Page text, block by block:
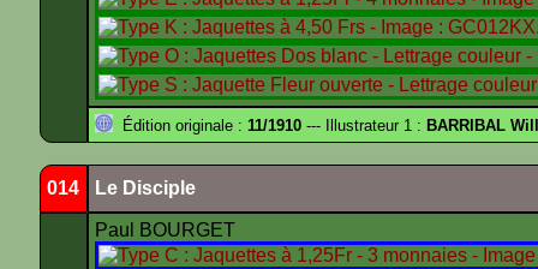
Édition originale : 11/1910 --- Illustrateur 1 : BARRIBAL
014 Le Disciple
Paul BOURGET